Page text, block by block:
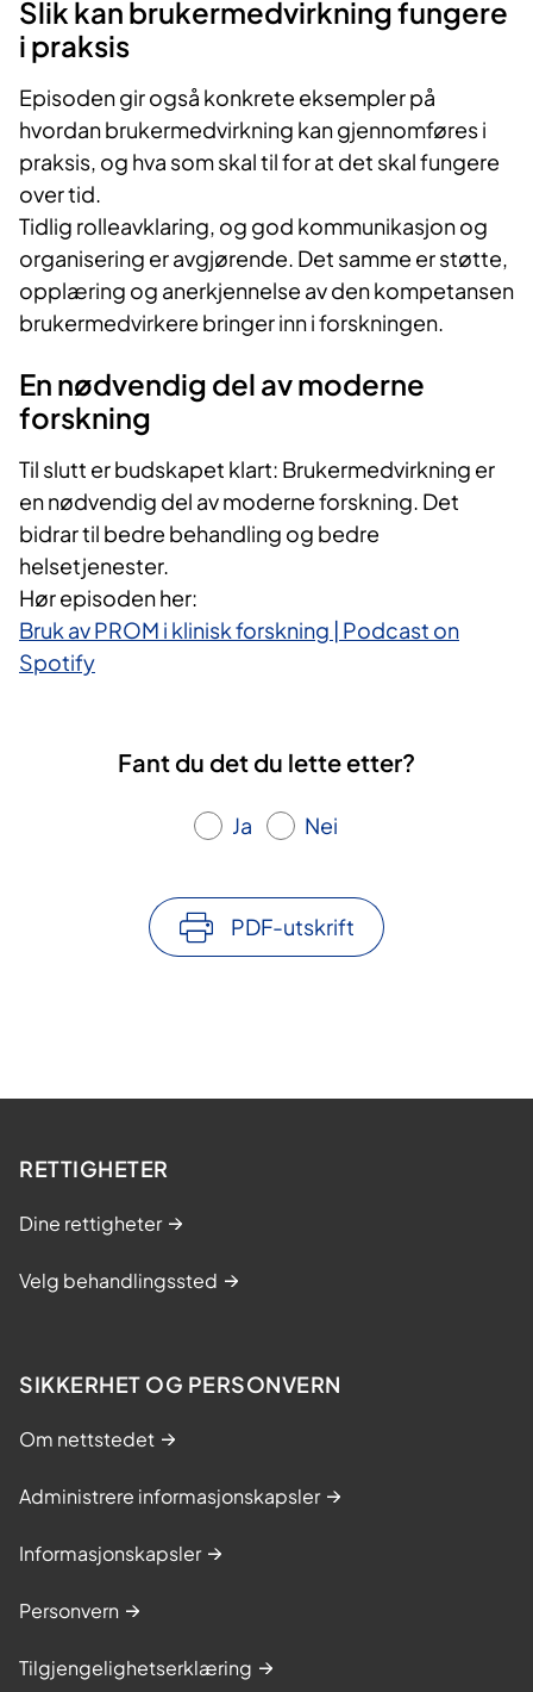
Slik kan brukermedvirkning fungere
i praksis
Episoden gir også konkrete eksempler på
hvordan brukermedvirkning kan gjennomføres i
praksis, og hva som skal til for at det skal fungere
over tid.
Tidlig rolleavklaring, og god kommunikasjon og
organisering er avgjørende. Det samme er støtte,
opplæring og anerkjennelse av den kompetansen
brukermedvirkere bringer inn i forskningen.
En nødvendig del av moderne
forskning
Til slutt er budskapet klart: Brukermedvirkning er
en nødvendig del av moderne forskning. Det
bidrar til bedre behandling og bedre
helsetjenester.
Hør episoden her:
Bruk av PROM i klinisk forskning | Podcast on
Spotify
Fant du det du lette etter?
Ja Nei
PDF-utskrift
RETTIGHETER
Dine rettigheter
Velg behandlingssted
SIKKERHET OG PERSONVERN
Om nettstedet
Administrere informasjonskapsler
Informasjonskapsler
Personvern
Tilgjengelighetserklæring